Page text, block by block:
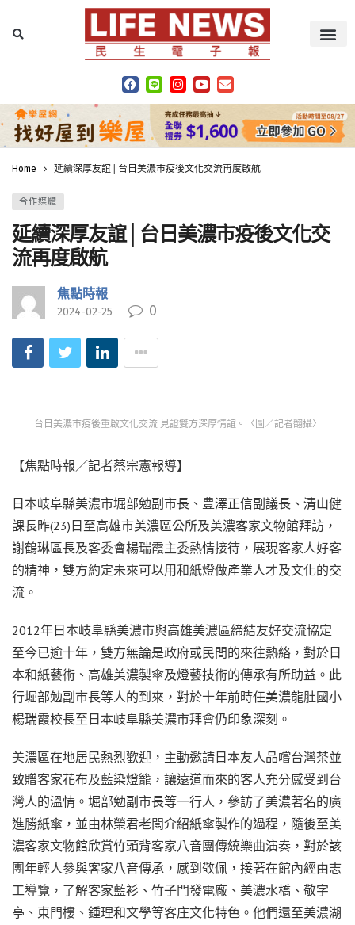
Home 延續深厚友誼│台日美濃市疫後文化交流再度啟航
合作媒體
延續深厚友誼│台日美濃市疫後文化交
流再度啟航
焦點時報
2024-02-25 0
台日美濃市疫後重啟文化交流 見證雙方深厚情誼。〈圖／記者翻攝〉
【焦點時報／記者蔡宗憲報導】
日本岐阜縣美濃市堀部勉副市長、豊澤正信副議長、清山健
課長昨(23)日至高雄市美濃區公所及美濃客家文物館拜訪，
謝鶴琳區長及客委會楊瑞霞主委熱情接待，展現客家人好客
的精神，雙方約定未來可以用和紙燈做產業人才及文化的交
流。
2012年日本岐阜縣美濃市與高雄美濃區締結友好交流協定
至今已逾十年，雙方無論是政府或民間的來往熱絡，對於日
本和紙藝術、高雄美濃製傘及燈藝技術的傳承有所助益。此
行堀部勉副市長等人的到來，對於十年前時任美濃龍肚國小
楊瑞霞校長至日本岐阜縣美濃市拜會仍印象深刻。
美濃區在地居民熱烈歡迎，主動邀請日本友人品嚐台灣茶並
致贈客家花布及藍染燈籠，讓遠道而來的客人充分感受到台
灣人的溫情。堀部勉副市長等一行人，參訪了美濃著名的廣
進勝紙傘，並由林榮君老闆介紹紙傘製作的過程，隨後至美
濃客家文物館欣賞竹頭背客家八音團傳統樂曲演奏，對於該
團年輕人參與客家八音傳承，感到敬佩，接著在館內經由志
工導覽，了解客家藍衫、竹子門發電廠、美濃水橋、敬字
亭、東門樓、鍾理和文學等客庄文化特色。他們還至美濃湖